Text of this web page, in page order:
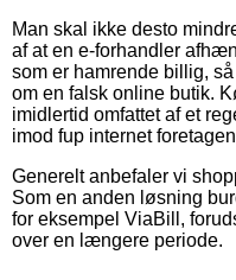
Man skal ikke desto
af at en e-forhandler
som er hamrende billig,
om en falsk online butik.
imidlertid omfattet af et
imod fup internet
Generelt anbefaler vi
Som en anden løsning
for eksempel ViaBill,
over en længere periode.